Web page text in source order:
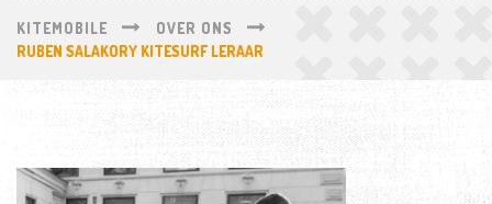
KITEMOBILE
OVER ONS
RUBEN SALAKORY KITESURF LERAAR